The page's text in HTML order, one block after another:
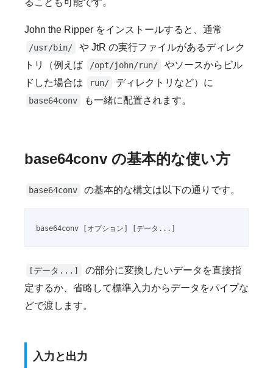
ることも可能です。
John the Ripper をインストールすると、通常
/usr/bin/
や JtR の実行ファイルがあるディレク
トリ（例えば
/opt/john/run/
やソースからビル
ドした場合は
run/ ディレクトリなど）に
base64conv も一緒に配置されます。
base64conv の基本的な使い方
base64conv の基本的な構文は以下の通りです。
base64conv [オプション] [データ...]
[データ...]
の部分に変換したいデータを直接指
定するか、省略して標準入力からデータをパイプな
どで渡します。
入力と出力